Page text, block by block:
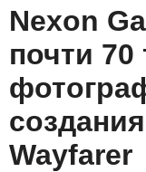
Nexon
почти 70
Wayfarer